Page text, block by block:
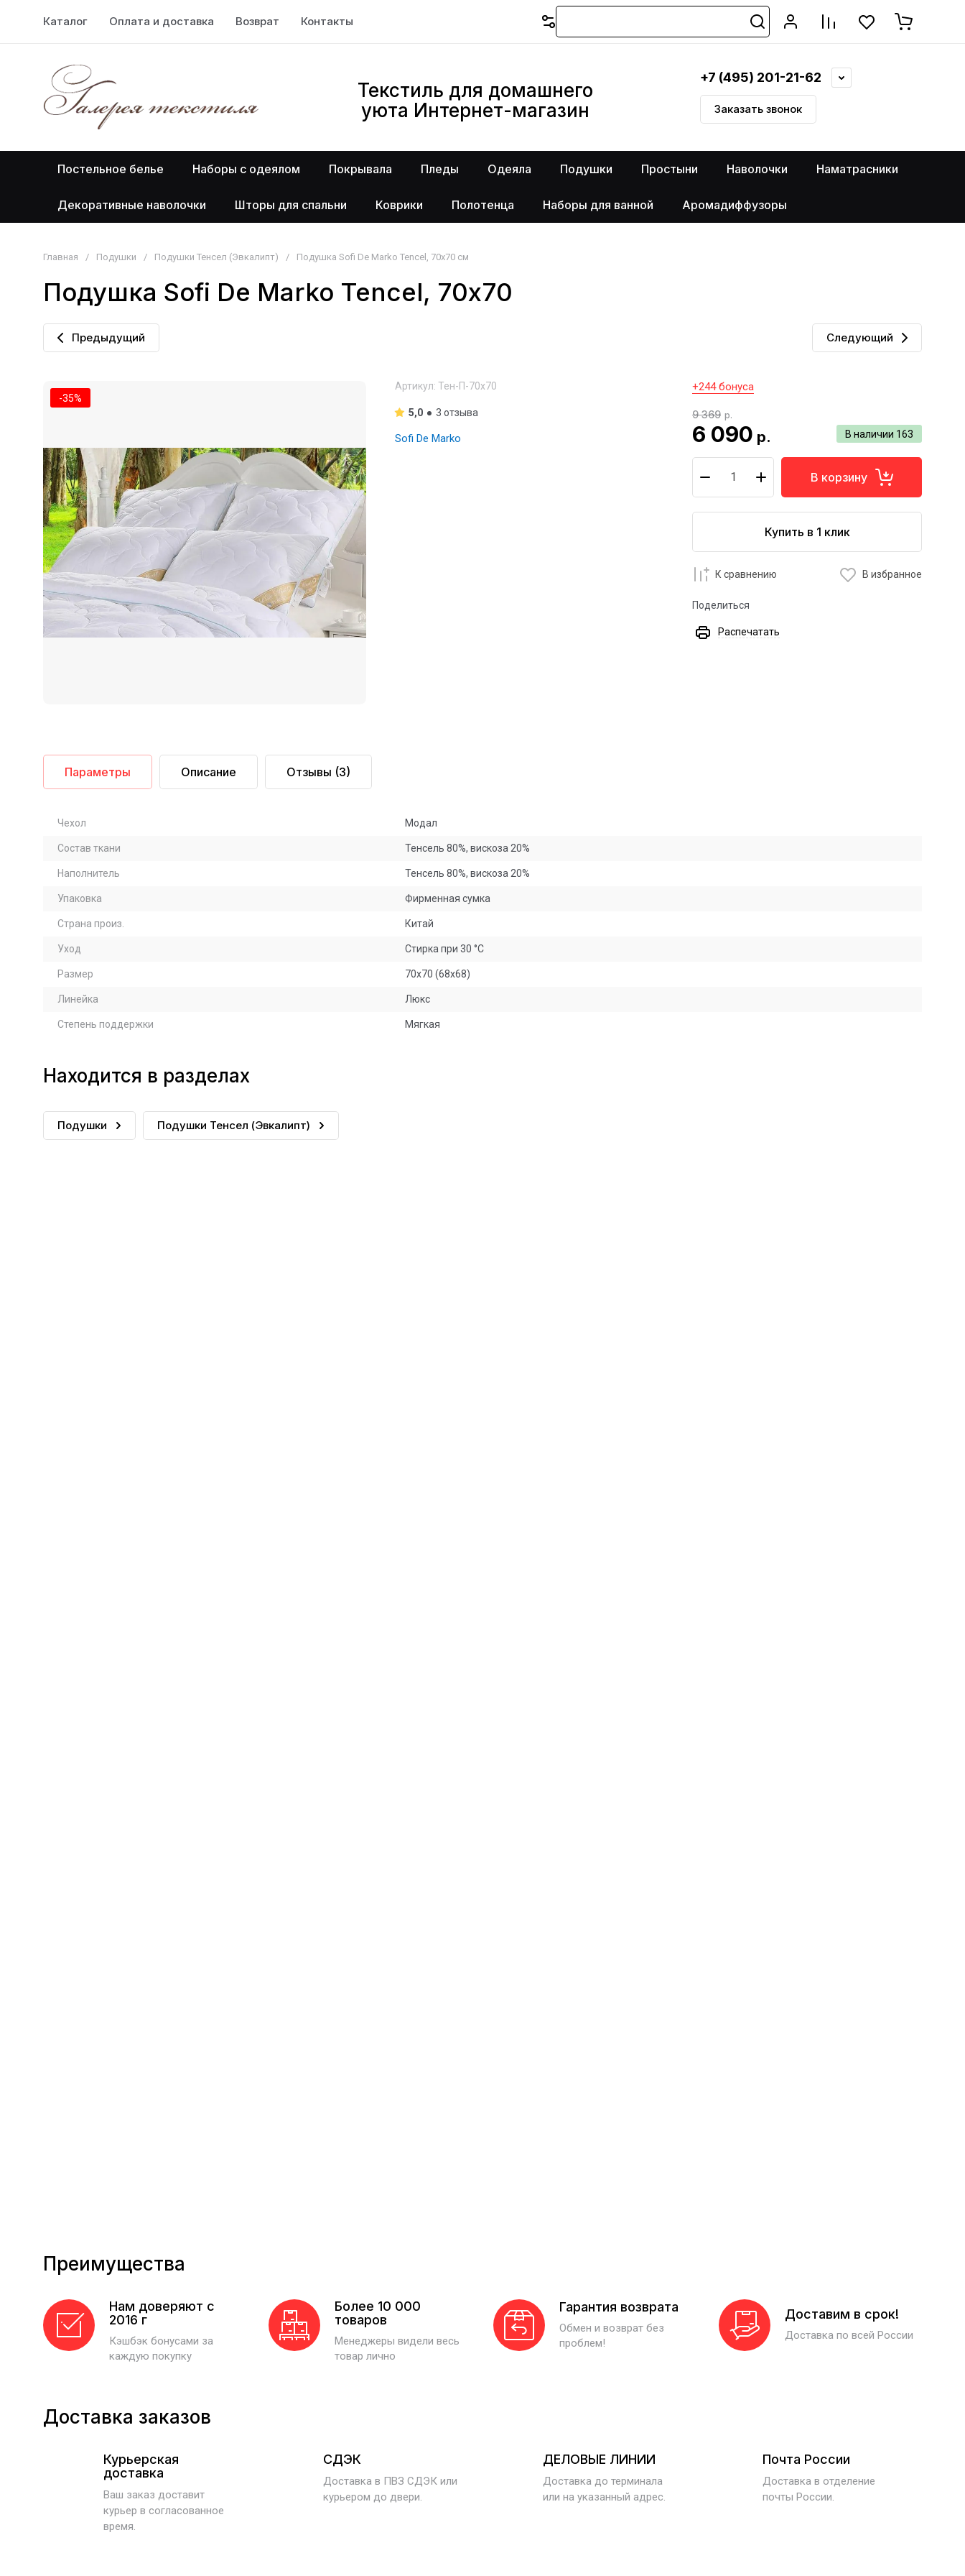
Каталог Оплата и доставка Возврат Контакты
Текстиль для домашнего
уюта Интернет-магазин
+7 (495) 201-21-62
Заказать звонок
Постельное белье Наборы с одеялом Покрывала Пледы Одеяла Подушки Простыни Наволочки Наматрасники
Декоративные наволочки Шторы для спальни Коврики Полотенца Наборы для ванной Аромадиффузоры
Главная / Подушки / Подушки Тенсел (Эвкалипт) / Подушка Sofi De Marko Tencel, 70х70 см
Подушка Sofi De Marko Tencel, 70х70
Предыдущий Следующий
-35%
Артикул: Тен-П-70х70
5,0 3 отзыва
Sofi De Marko
+244 бонуса
В наличии 163
9 369 р.
6 090 р.
В корзину
Купить в 1 клик
К сравнению В избранное
Поделиться
Распечатать
Параметры Описание Отзывы (3)
Чехол Модал
Состав ткани Тенсель 80%, вискоза 20%
Наполнитель Тенсель 80%, вискоза 20%
Упаковка Фирменная сумка
Страна произ. Китай
Уход Стирка при 30 °С
Размер 70х70 (68х68)
Линейка Люкс
Степень поддержки Мягкая
Находится в разделах
Подушки Подушки Тенсел (Эвкалипт)
Преимущества
Нам доверяют с
2016 г
Кэшбэк бонусами за
каждую покупку
Более 10 000
товаров
Менеджеры видели весь
товар лично
Гарантия возврата
Обмен и возврат без
проблем!
Доставим в срок!
Доставка по всей России
Доставка заказов
Курьерская
доставка
Ваш заказ доставит
курьер в согласованное
время.
СДЭК
Доставка в ПВЗ СДЭК или
курьером до двери.
ДЕЛОВЫЕ ЛИНИИ
Доставка до терминала
или на указанный адрес.
Почта России
Доставка в отделение
почты России.